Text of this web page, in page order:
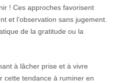
! Ces approches favorisent
et l’observation sans jugement.
de la gratitude ou la
à lâcher prise et à vivre
cette tendance à ruminer en